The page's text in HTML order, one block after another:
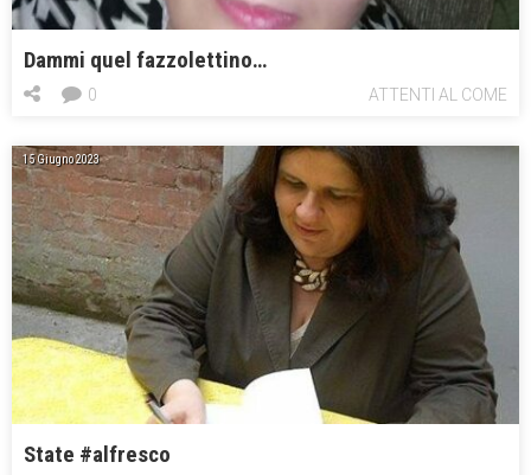
Dammi quel fazzolettino…
ATTENTI AL COME
0
15 Giugno 2023
State #alfresco